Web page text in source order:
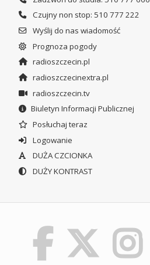
Czujny non stop: 510 777 222
Wyślij do nas wiadomość
Prognoza pogody
radioszczecin.pl
radioszczecinextra.pl
radioszczecin.tv
Biuletyn Informacji Publicznej
Posłuchaj teraz
Logowanie
DUŻA CZCIONKA
DUŻY KONTRAST